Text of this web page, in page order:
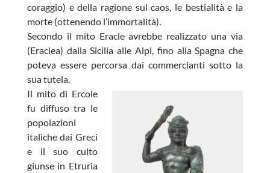
coraggio) e della ragione sul caos, le bestialità e la
morte (ottenendo l’immortalità).
Secondo il mito Eracle avrebbe realizzato una via
(Eraclea) dalla Sicilia alle Alpi, fino alla Spagna che
poteva essere percorsa dai commercianti sotto la
sua tutela.
Il mito di Ercole
fu diffuso tra le
popolazioni
italiche dai Greci
e il suo culto
giunse in Etruria